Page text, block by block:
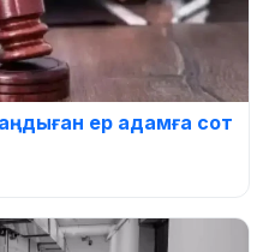
ер адамға сот